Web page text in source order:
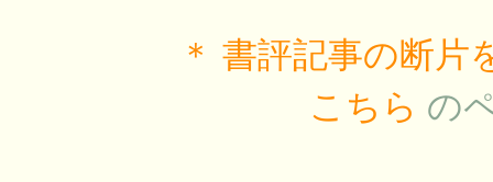
＊ 書評記事の断
こちら の